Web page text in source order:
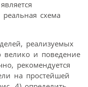
схема
реализуемых
велико и поведение
рекомендуется
на простейшей